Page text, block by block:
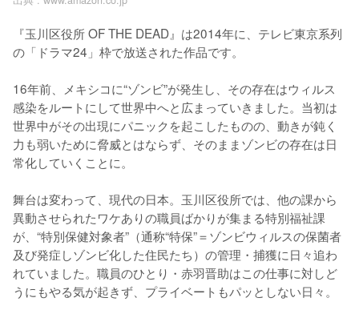
『玉川区役所 OF THE DEAD』は2014年に、テレビ東京系列
の「ドラマ24」枠で放送された作品です。
16年前、メキシコに“ゾンビ”が発生し、その存在はウィルス
感染をルートにして世界中へと広まっていきました。当初は
世界中がその出現にパニックを起こしたものの、動きが鈍く
力も弱いために脅威とはならず、そのままゾンビの存在は日
常化していくことに。
舞台は変わって、現代の日本。玉川区役所では、他の課から
異動させられたワケありの職員ばかりが集まる特別福祉課
が、“特別保健対象者”（通称“特保”＝ゾンビウィルスの保菌者
及び発症しゾンビ化した住民たち）の管理・捕獲に日々追わ
れていました。職員のひとり・赤羽晋助はこの仕事に対しど
うにもやる気が起きず、プライベートもパッとしない日々。